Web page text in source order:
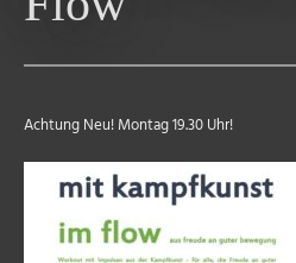
Achtung Neu! Montag 19.30 Uhr!